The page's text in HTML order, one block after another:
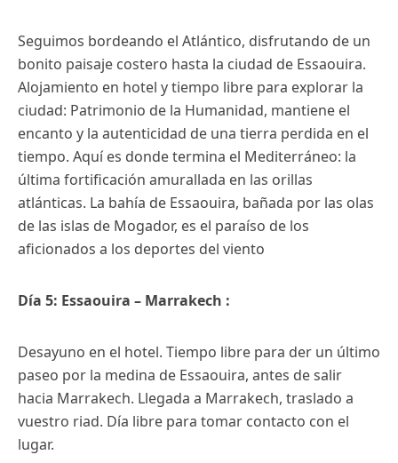
Seguimos bordeando el Atlántico, disfrutando de un
bonito paisaje costero hasta la ciudad de Essaouira.
Alojamiento en hotel y tiempo libre para explorar la
ciudad: Patrimonio de la Humanidad, mantiene el
encanto y la autenticidad de una tierra perdida en el
tiempo. Aquí es donde termina el Mediterráneo: la
última fortificación amurallada en las orillas
atlánticas. La bahía de Essaouira, bañada por las olas
de las islas de Mogador, es el paraíso de los
aficionados a los deportes del viento
Día 5: Essaouira – Marrakech :
Desayuno en el hotel. Tiempo libre para der un último
paseo por la medina de Essaouira, antes de salir
hacia Marrakech. Llegada a Marrakech, traslado a
vuestro riad. Día libre para tomar contacto con el
lugar.